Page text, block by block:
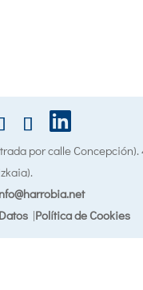
por calle
|Política de Cookies